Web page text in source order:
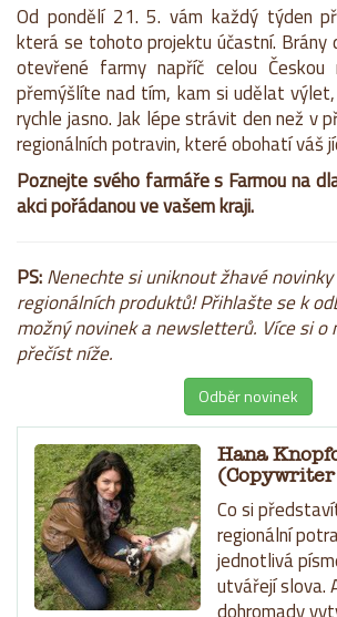
Od pondělí 21. 5. vám každý týden
která se tohoto projektu účastní. Brány
otevřené farmy napříč celou Českou
přemýšlíte nad tím, kam si udělat
rychle jasno. Jak lépe strávit den než v
regionálních potravin, které obohatí váš
Poznejte svého farmáře s Farmou na
akci pořádanou ve vašem kraji.
PS:Nenechte si uniknout žhavé
regionálních produktů! Přihlašte se k
možný novinek a newsletterů. Více si o
přečíst níže.
Odběr novinek
Hana
Co si
regionální
jednotlivá
utvářejí slova.